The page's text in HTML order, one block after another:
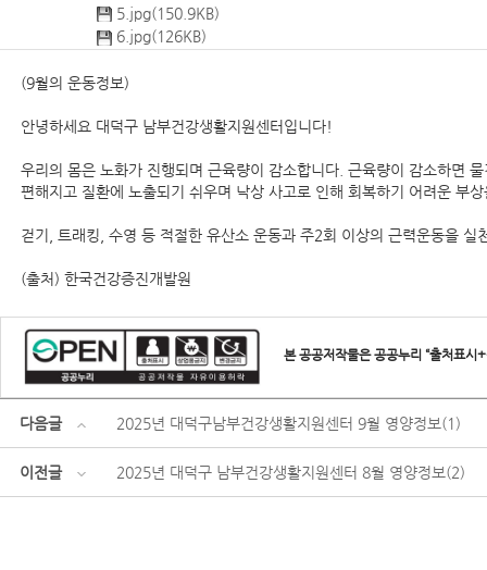
5.jpg(150.9KB)
6.jpg(126KB)
(9월의 운동정보)
안녕하세요 대덕구 남부건강생활지원센터입니다!
우리의 몸은 노화가 진행되며 근육량이 감소합니다. 근육량이 감소하면
편해지고 질환에 노출되기 쉬우며 낙상 사고로 인해 회복하기 어려운 부
걷기, 트래킹, 수영 등 적절한 유산소 운동과 주2회 이상의 근력운동을 실
(출처) 한국건강증진개발원
본 공공저작물은 공공누리 “출처표시
다음글 2025년 대덕구남부건강생활지원센터 9월 영양정보(1)
이전글 2025년 대덕구 남부건강생활지원센터 8월 영양정보(2)